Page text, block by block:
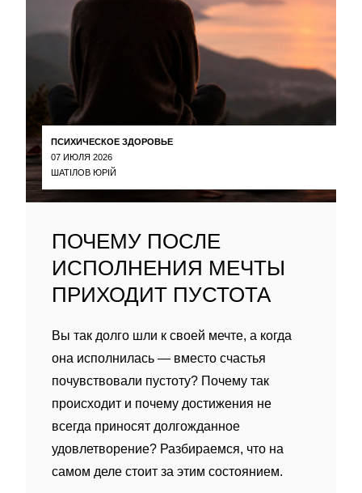
ПСИХИЧЕСКОЕ ЗДОРОВЬЕ
07 ИЮЛЯ 2026
ШАТІЛОВ ЮРІЙ
ПОЧЕМУ ПОСЛЕ
ИСПОЛНЕНИЯ МЕЧТЫ
ПРИХОДИТ ПУСТОТА
Вы так долго шли к своей мечте, а когда
она исполнилась — вместо счастья
почувствовали пустоту? Почему так
происходит и почему достижения не
всегда приносят долгожданное
удовлетворение? Разбираемся, что на
самом деле стоит за этим состоянием.